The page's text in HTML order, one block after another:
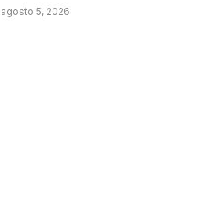
agosto 5, 2026